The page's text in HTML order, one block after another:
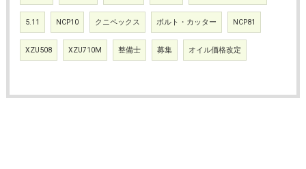
5.11 NCP10 クニペックス ボルト・カッター NCP81
XZU508 XZU710M 整備士 募集 オイル価格改定